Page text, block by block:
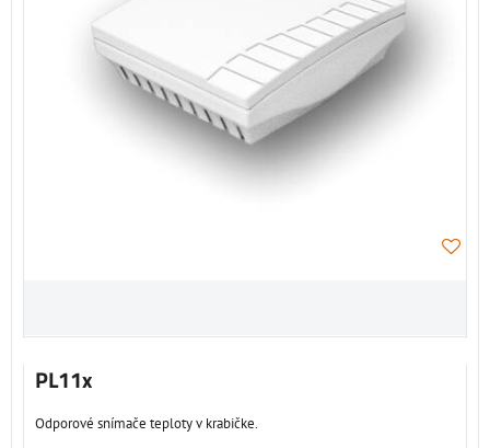
PL11x
Odporové snímače teploty v krabičke.